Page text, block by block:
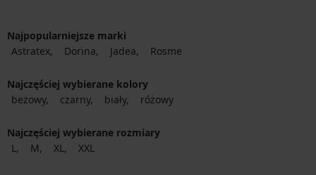
Najpopularniejsze marki
Astratex
Dorina Jadea Rosme
Najczęściej wybierane kolory
beżowy
czarny biały różowy
Najczęściej wybierane rozmiary
L
M XL XXL